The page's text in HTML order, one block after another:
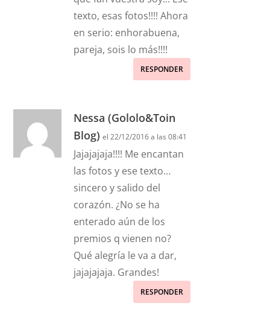
texto, esas fotos!!!! Ahora
en serio: enhorabuena,
pareja, sois lo más!!!!
RESPONDER
Nessa (Gololo&Toin
Blog) el 22/12/2016 a las 08:41
Jajajajaja!!!! Me encantan
las fotos y ese texto…
sincero y salido del
corazón. ¿No se ha
enterado aún de los
premios q vienen no?
Qué alegría le va a dar,
jajajajaja. Grandes!
RESPONDER